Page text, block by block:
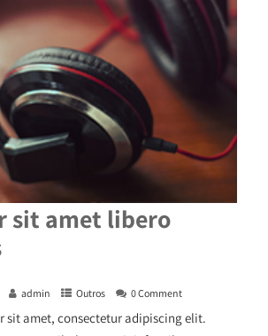
sit amet libero
admin Outros 0 Comment
sit amet, consectetur adipiscing elit.